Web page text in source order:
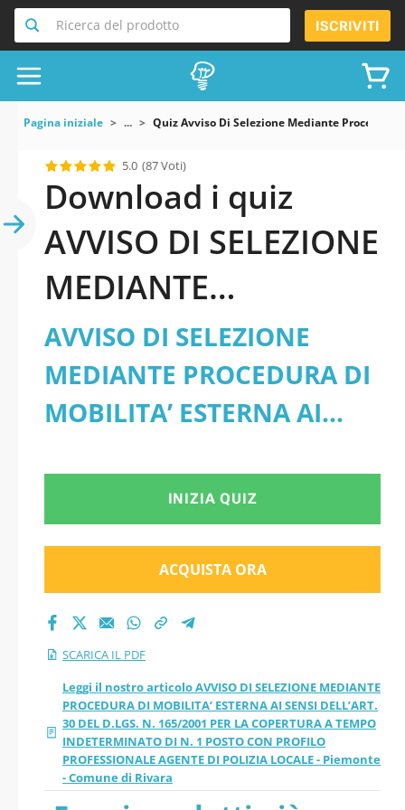
Ricerca del prodotto ISCRIVITI
Pagina iniziale ... Quiz Avviso Di Selezione Mediante Procedura
5.0 (87 Voti)
Download i quiz
AVVISO DI SELEZIONE
MEDIANTE
PROCEDURA DI
MOBILITA’ ESTERNA
AI SENSI DELL’ART.
30 DEL D.LGS. N.
165/2001 PER LA
COPERTURA A
TEMPO
INDETERMINATO DI
N. 1 POSTO CON
PROFILO
PROFESSIONALE
AVVISO DI SELEZIONE
MEDIANTE PROCEDURA DI
MOBILITA’ ESTERNA AI
D.LGS. N. 165/2001 PER LA
COPERTURA A TEMPO
INDETERMINATO DI N. 1
POSTO CON PROFILO
PROFESSIONALE AGENTE
DI POLIZIA LOCALE -
Piemonte - Comune di
Rivara - PDF
INIZIA QUIZ
ACQUISTA ORA
SCARICA IL PDF
Leggi il nostro articolo AVVISO DI SELEZIONE MEDIANTE
PROCEDURA DI MOBILITA’ ESTERNA AI SENSI DELL’ART.
30 DEL D.LGS. N. 165/2001 PER LA COPERTURA A TEMPO
INDETERMINATO DI N. 1 POSTO CON PROFILO
PROFESSIONALE AGENTE DI POLIZIA LOCALE - Piemonte
- Comune di Rivara